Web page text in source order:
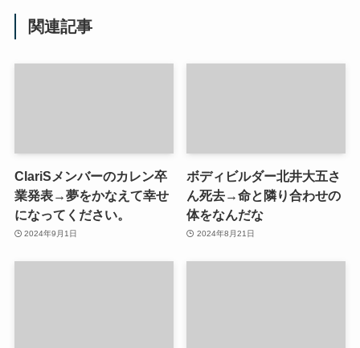
関連記事
ClariSメンバーのカレン卒
業発表→夢をかなえて幸せ
になってください。
2024年9月1日
ボディビルダー北井大五さ
ん死去→命と隣り合わせの
体をなんだな
2024年8月21日